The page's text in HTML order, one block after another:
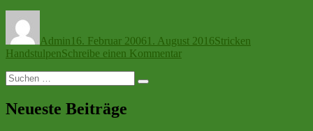
Admin 16. Februar 2006 1. August 2016Stricken
HandstulpenSchreibe einen Kommentarzu
Suchen
nach:
Suchen
Neueste Beiträge